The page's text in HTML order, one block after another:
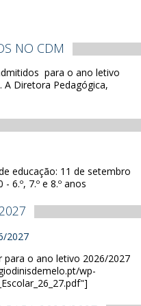
NO CDM
para o ano letivo
A Diretora Pedagógica,
educação: 11 de setembro
6.º, 7.º e 8.º anos
para o ano letivo 2026/2027
wp-